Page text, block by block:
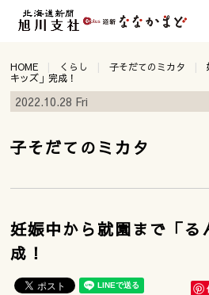
HOME くらし 子そだてのミカタ
キッズ」完成！
2022.10.28 Fri
子そだてのミカタ
妊娠中から就園まで「る
成！